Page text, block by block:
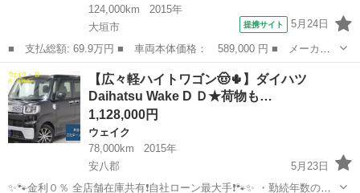
124,000km
2015年
大垣市
提携サイト 5月24日
■ 支払総額: 69.9万円 ■ 車両本体価格： 589,000 円 ■ メーカー
名： ダイハツ ■ 車種名： ウェイク ■ グレード名： Ｇ Ｓ
Ａ Ｇターボ １オーナー ユーザー買取車 ９インチナビＮＳＺＮ
－Ｗ６５ＤＢ ...
岐阜 ウェイク
【広々軽ハイトワゴン🤠🌵】ダイハツ
Daihatsu Wake D Ｄ★荷物も…
1,128,000円
ウェイク
78,000km
2015年
安八郡
5月23日
✨🐾金利０％ 全店舗在庫共有❗️自社ローン最大手❗️🐾✨ ・勤続年数の短